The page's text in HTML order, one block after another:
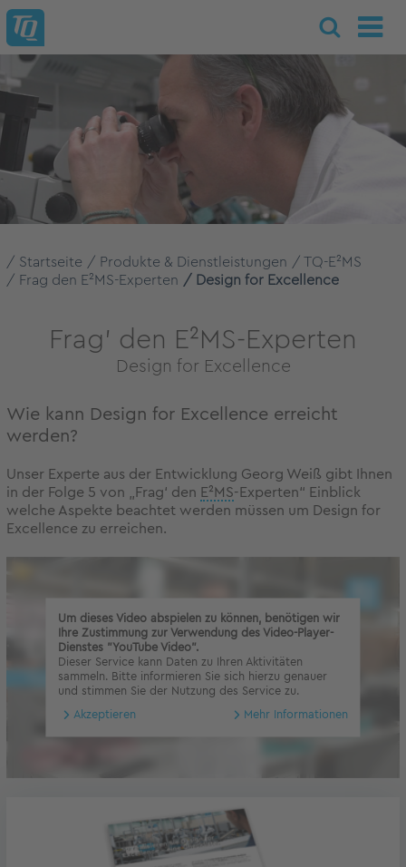
Startseite Produkte & Dienstleistungen
TQ-E²MS
Frag den E²MS-Experten
Design for Excellence
Frag' den E²MS-Experten
Design for Excellence
Wie kann Design for Excellence erreicht
werden?
Unser Experte aus der Entwicklung Georg Weiß gibt Ihnen
in der Folge 5 von „Frag‘ den E²MS-Experten“ Einblick
welche Aspekte beachtet werden müssen um Design for
Excellence zu erreichen.
Um dieses Video abspielen zu können, benötigen wir
Ihre Zustimmung zur Verwendung des Video-Player-
Dienstes "YouTube Video".
Dieser Service kann Daten zu Ihren Aktivitäten
sammeln. Bitte informieren Sie sich hierzu genauer
und stimmen Sie der Nutzung des Service zu.
Akzeptieren Mehr Informationen